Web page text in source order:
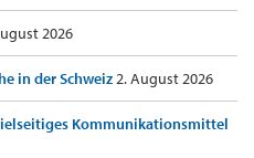
2026
in der Schweiz2. August 2026
Kommunikationsmittel